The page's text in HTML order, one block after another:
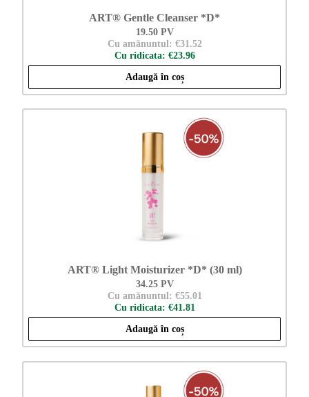
ART® Gentle Cleanser *D*
19.50 PV
Cu amănuntul: €31.52
Cu ridicata: €23.96
Adaugă în coș
ART® Light Moisturizer *D* (30 ml)
34.25 PV
Cu amănuntul: €55.01
Cu ridicata: €41.81
Adaugă în coș